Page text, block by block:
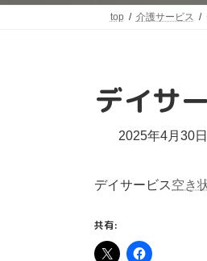
top 介護サービス
デイサ
2025年4月30日
デイサービス空き
共有: